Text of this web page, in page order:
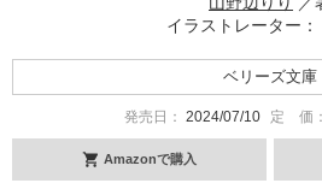
イラストレーター
ベリーズ文庫
発売日： 2024/07/10 定 価：
Amazonで購入